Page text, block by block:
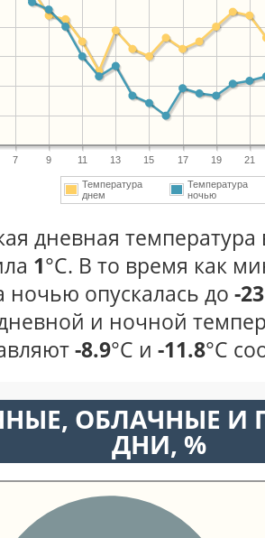
7 9 11 13 15 17 19 21
Температура
днем
Температура
ночью
дневная температура
1°С. В то время как
ночью опускалась до -23
и ночной
-8.9°С и -11.8°С
ОБЛАЧНЫЕ И
ДНИ, %